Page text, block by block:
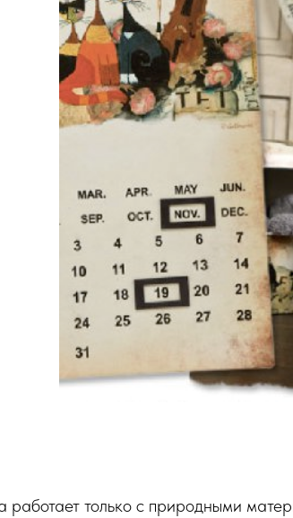
работает только с природными